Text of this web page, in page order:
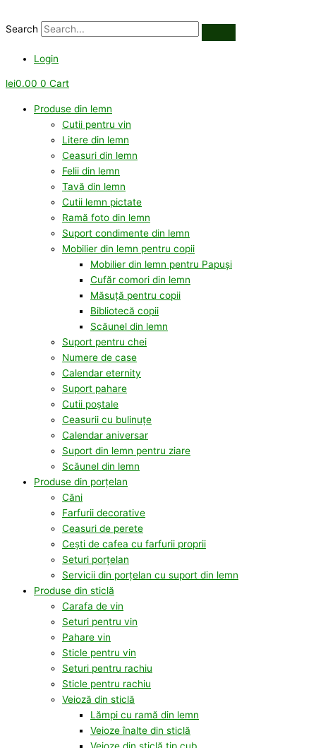
Search
Login
lei0.00 0 Cart
Produse din lemn
Cutii pentru vin
Litere din lemn
Ceasuri din lemn
Felii din lemn
Tavă din lemn
Cutii lemn pictate
Ramă foto din lemn
Suport condimente din lemn
Mobilier din lemn pentru copii
Mobilier din lemn pentru Papuși
Cufăr comori din lemn
Măsuță pentru copii
Bibliotecă copii
Scăunel din lemn
Suport pentru chei
Numere de case
Calendar eternity
Suport pahare
Cutii poștale
Ceasurii cu bulinuțe
Calendar aniversar
Suport din lemn pentru ziare
Scăunel din lemn
Produse din porțelan
Căni
Farfurii decorative
Ceasuri de perete
Cești de cafea cu farfurii proprii
Seturi porțelan
Servicii din porțelan cu suport din lemn
Produse din sticlă
Carafa de vin
Seturi pentru vin
Pahare vin
Sticle pentru vin
Seturi pentru rachiu
Sticle pentru rachiu
Veioză din sticlă
Lămpi cu ramă din lemn
Veioze înalte din sticlă